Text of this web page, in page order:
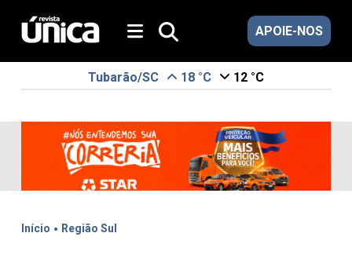
APOIE-NOS
Tubarão/SC 18 °C 12 °C
Início . Região Sul